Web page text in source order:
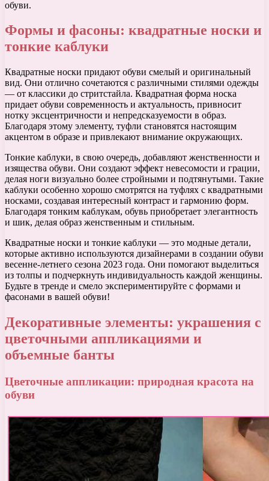
обуви.
Формы и фасоны: квадратные носки и
тонкие каблуки
Квадратные носки придают обуви смелый и оригинальный
вид. Они отлично сочетаются с различными стилями одежды
— от классики до стритстайла. Квадратная форма носка
придает обуви современность и актуальность, привносит
нотку эксцентричности и непредсказуемости в образ.
Благодаря этому элементу, туфли становятся настоящим
акцентом в образе и привлекают внимание окружающих.
Тонкие каблуки, в свою очередь, добавляют женственности и
изящества обуви. Они создают эффект невесомости и грации,
делая ноги визуально более стройными и подтянутыми. Такие
каблуки особенно хорошо смотрятся на туфлях с квадратными
носками, создавая интересный контраст и гармонию форм.
Благодаря тонким каблукам, обувь приобретает элегантность
и шик, делая образ женственным и стильным.
Квадратные носки и тонкие каблуки — это модные детали,
которые активно используются дизайнерами в создании обуви
весенне-летнего сезона 2023 года. Они помогают выделиться
из толпы и подчеркнуть индивидуальность каждой женщины.
Будьте в тренде и смело экспериментируйте с формами и
фасонами в вашей обуви!
Декоративные элементы: украшения с
цветочными аппликациями и
объемные банты
Цветочные аппликации: природная красота на
обуви